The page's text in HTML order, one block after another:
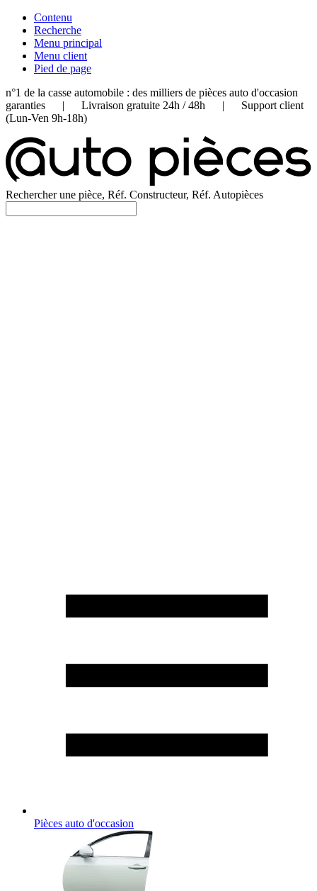
Contenu
Recherche
Menu principal
Menu client
Pied de page
n°1 de la casse automobile : des milliers de pièces auto d'occasion
garanties | Livraison gratuite 24h / 48h | Support client
(Lun-Ven 9h-18h)
Rechercher une pièce, Réf. Constructeur, Réf. Autopièces
Pièces auto d'occasion